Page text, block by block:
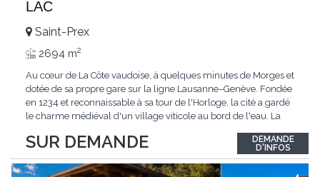
LAC
SUR DEMANDE
Saint-Prex
2694 m2
Au cœur de La Côte vaudoise, à quelques minutes de Morges et
dotée de sa propre gare sur la ligne Lausanne–Genève. Fondée
en 1234 et reconnaissable à sa tour de l'Horloge, la cité a gardé
le charme médiéval d'un village viticole au bord de l'eau. La
immédiate des villes. Dans cet environnement privilégié, une
propriété...
DEMANDE
D'INFOS